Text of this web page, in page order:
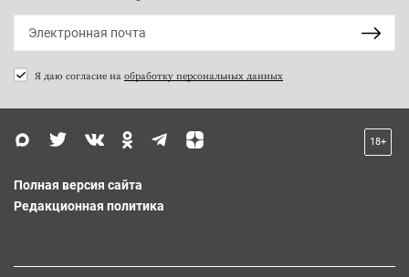
Я даю согласие на обработку персональных данных
18+
Полная версия сайта
Редакционная политика